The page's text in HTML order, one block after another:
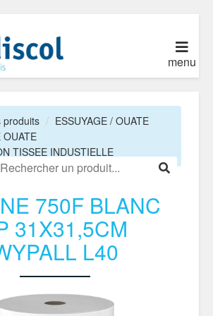
menu
produits
ESSUYAGE / OUATE
OUATE
TISSEE INDUSTIELLE
750F BLANC
31X31,5CM
L40